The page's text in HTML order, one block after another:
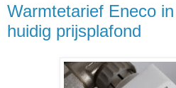
Warmtetarief Eneco
huidig prijsplafond